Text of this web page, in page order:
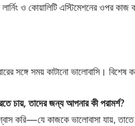
ও কোয়ালিটি এস্টিমেশনের ওপর
সঙ্গে সময় কাটানো ভালোবাসি। বিশেষ
চায়, তাদের জন্য আপনার কী পরামর্শ?
করি—যে কাজকে ভালোবাসা যায়,